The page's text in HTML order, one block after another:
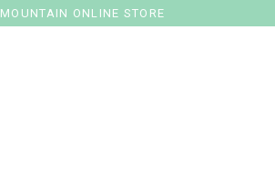
MOUNTAIN ONLINE STORE